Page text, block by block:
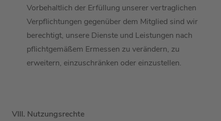
Vorbehaltlich der Erfüllung unserer vertraglichen
Verpflichtungen gegenüber dem Mitglied sind wir
berechtigt, unsere Dienste und Leistungen nach
pflichtgemäßem Ermessen zu verändern, zu
erweitern, einzuschränken oder einzustellen.
VIII. Nutzungsrechte